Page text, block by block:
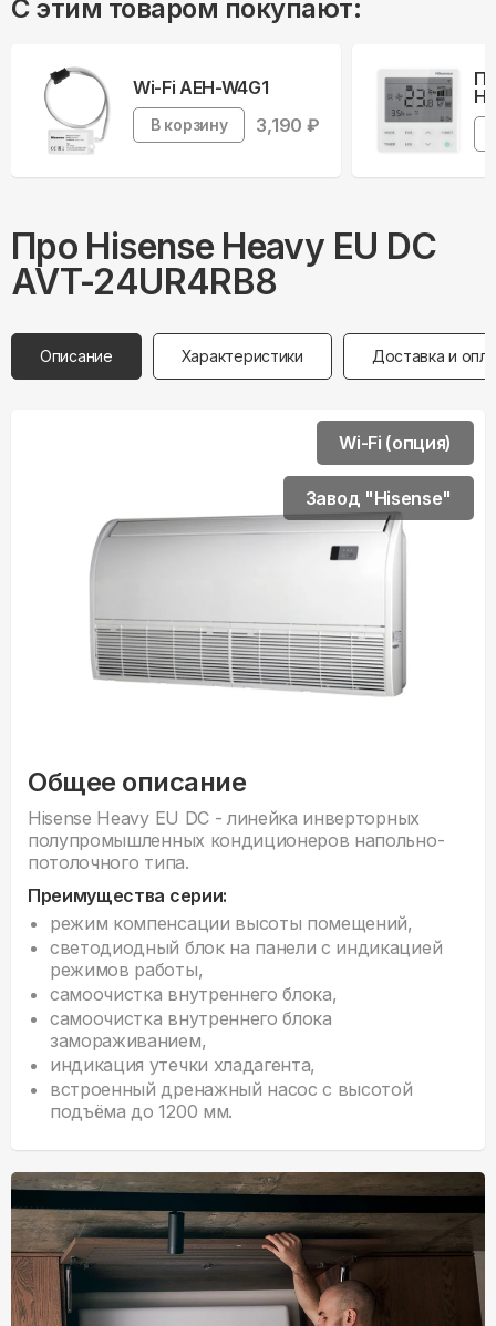
С этим товаром покупают:
Wi-Fi AEH-W4G1
В корзину 3,190 ₽
Про Hisense Heavy EU DC
AVT-24UR4RB8
Описание Характеристики Доставка и
Общее описание
Hisense Heavy EU DC - линейка инверторных
полупромышленных кондиционеров напольно-
потолочного типа.
Преимущества серии:
режим компенсации высоты помещений,
светодиодный блок на панели с индикацией
режимов работы,
самоочистка внутреннего блока,
самоочистка внутреннего блока
замораживанием,
индикация утечки хладагента,
встроенный дренажный насос с высотой
подъёма до 1200 мм.
Wi-Fi (опция)
Завод "Hisense"